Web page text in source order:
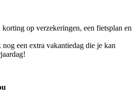
op verzekeringen, een fietsplan en
een extra vakantiedag die je kan